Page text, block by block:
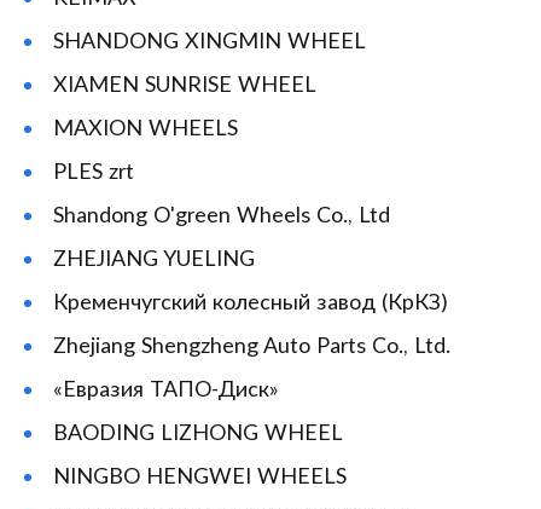
SHANDONG XINGMIN WHEEL
XIAMEN SUNRISE WHEEL
MAXION WHEELS
PLES zrt
Shandong O'green Wheels Co., Ltd
ZHEJIANG YUELING
Кременчугский колесный завод (КрКЗ)
Zhejiang Shengzheng Auto Parts Co., Ltd.
«Евразия ТАПО-Диск»
BAODING LIZHONG WHEEL
NINGBO HENGWEI WHEELS